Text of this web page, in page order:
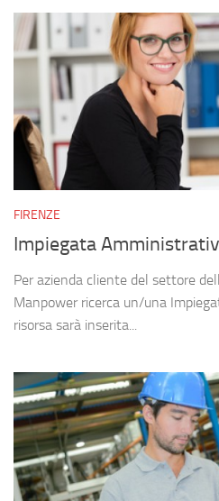
FIRENZE
Impiegata
Per azienda cliente del settore
Manpower ricerca un/una
risorsa sarà inserita...